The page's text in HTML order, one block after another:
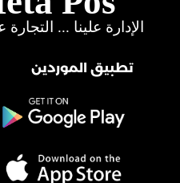
تطبيق الموردين